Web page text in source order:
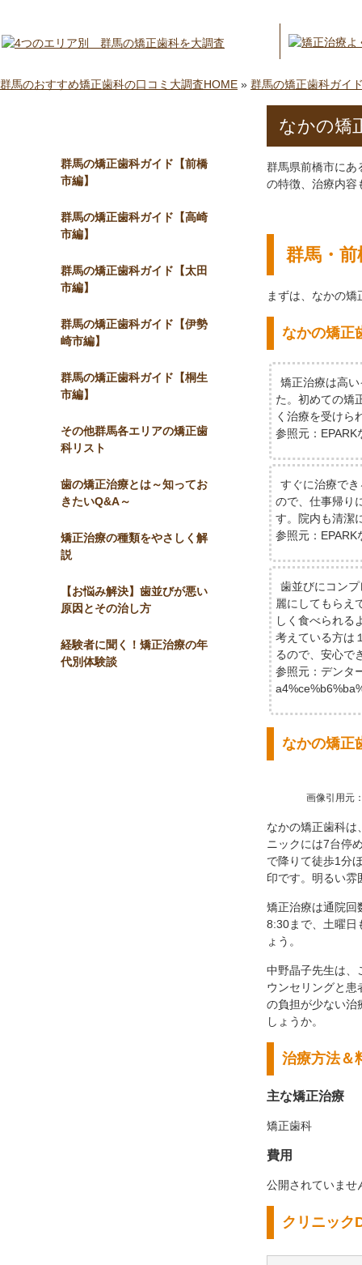
群馬のおすすめ矯正歯科の口コミ大調査HOME » 群馬の矯正歯科ガイ
なかの矯
群馬県前橋市にあ
の特徴、治療内容
群馬・
まずは、なかの
なかの矯正
矯正治療は高
た。初めての矯
く治療を受けら
参照元：
すぐに治療で
ので、仕事帰り
す。院内も清潔
参照元：
歯並びにコン
麗にしてもらえ
しく食べられる
考えている方は
るので、安心で
参照元：デンタ
なかの矯正
画像引用元
なかの矯正歯科は
ニックには7台停
で降りて徒歩1分
印です。明るい雰
矯正治療は通院回
8:30まで、土曜日
ょう。
中野晶子先生は、
ウンセリングと患
の負担が少ない治
しょうか。
治療方法＆
主な矯正治療
矯正歯科
費用
公開されていませ
クリニック
群馬の矯正歯科ガイド【前橋
市編】
群馬の矯正歯科ガイド【高崎
市編】
群馬の矯正歯科ガイド【太田
市編】
群馬の矯正歯科ガイド【伊勢
崎市編】
群馬の矯正歯科ガイド【桐生
市編】
その他群馬各エリアの矯正歯
科リスト
歯の矯正治療とは～知ってお
きたいQ&A～
矯正治療の種類をやさしく解
説
【お悩み解決】歯並びが悪い
原因とその治し方
経験者に聞く！矯正治療の年
代別体験談